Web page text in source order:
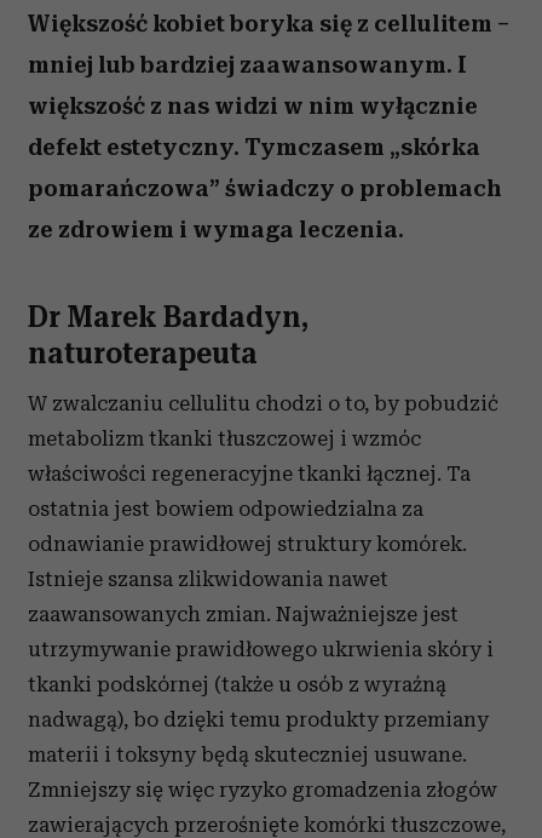
Większość kobiet boryka się z cellulitem –
mniej lub bardziej zaawansowanym. I
większość z nas widzi w nim wyłącznie
defekt estetyczny. Tymczasem „skórka
pomarańczowa” świadczy o problemach
ze zdrowiem i wymaga leczenia.
Dr Marek Bardadyn,
naturoterapeuta
W zwalczaniu cellulitu chodzi o to, by pobudzić
metabolizm tkanki tłuszczowej i wzmóc
właściwości regeneracyjne tkanki łącznej. Ta
ostatnia jest bowiem odpowiedzialna za
odnawianie prawidłowej struktury komórek.
Istnieje szansa zlikwidowania nawet
zaawansowanych zmian. Najważniejsze jest
utrzymywanie prawidłowego ukrwienia skóry i
tkanki podskórnej (także u osób z wyraźną
nadwagą), bo dzięki temu produkty przemiany
materii i toksyny będą skuteczniej usuwane.
Zmniejszy się więc ryzyko gromadzenia złogów
zawierających przerośnięte komórki tłuszczowe,